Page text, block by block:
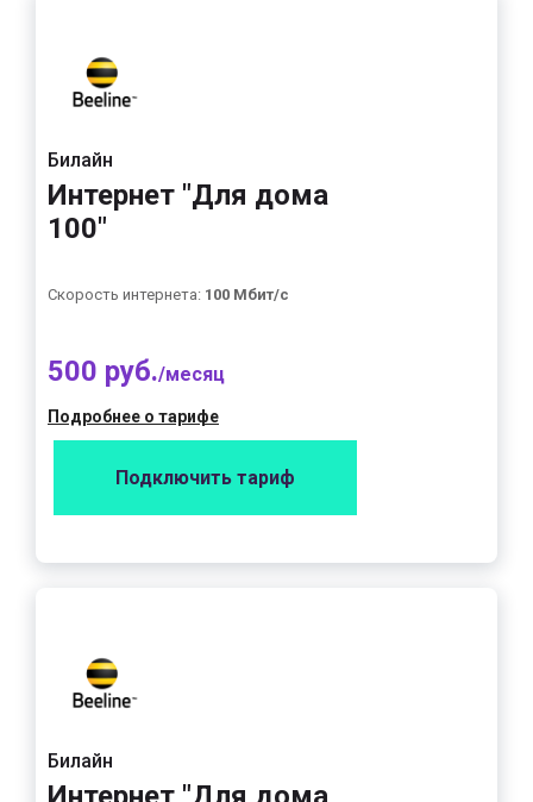
Билайн
Интернет "Для дома
100"
Скорость интернета: 100 Мбит/с
500 руб./месяц
Подробнее о тарифе
Подключить тариф
Билайн